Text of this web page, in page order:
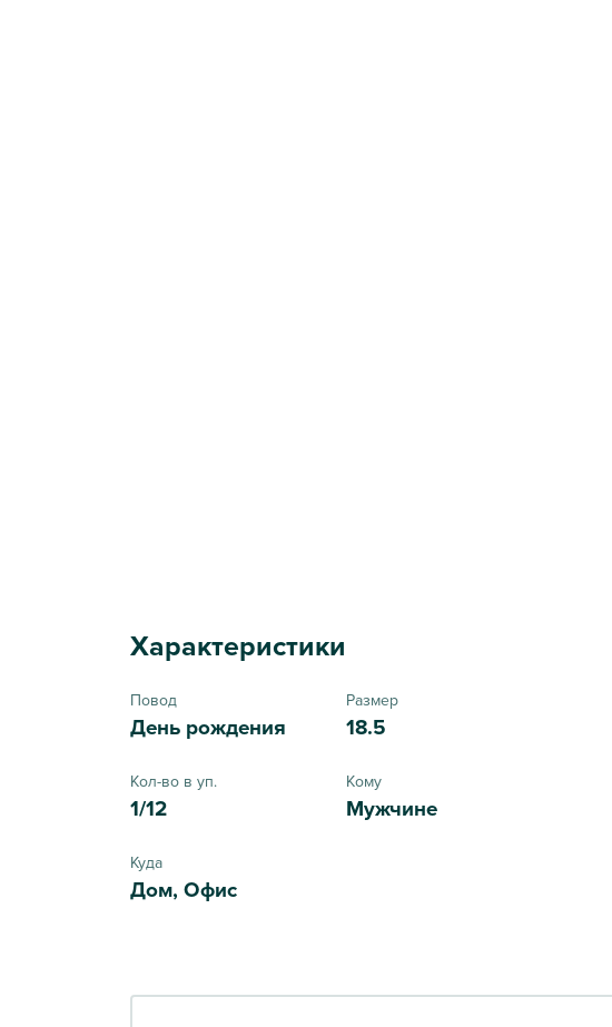
Характеристики
Повод
День рождения
Размер
18.5
Кол-во в уп.
1/12
Кому
Мужчине
Куда
Дом, Офис